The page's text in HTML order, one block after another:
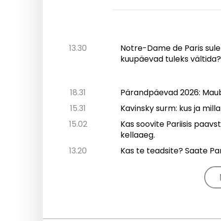
13.30
Notre-Dame de Paris
kuupäevad tuleks vältida?
18.31
Pärandpäevad 2026:
15.31
Kavinsky surm: kus ja
15.02
Kas soovite Pariisis
kellaaeg.
13.20
Kas te teadsite? Saate